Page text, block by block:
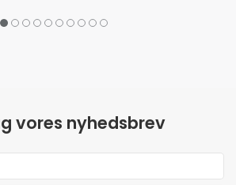
vores nyhedsbrev